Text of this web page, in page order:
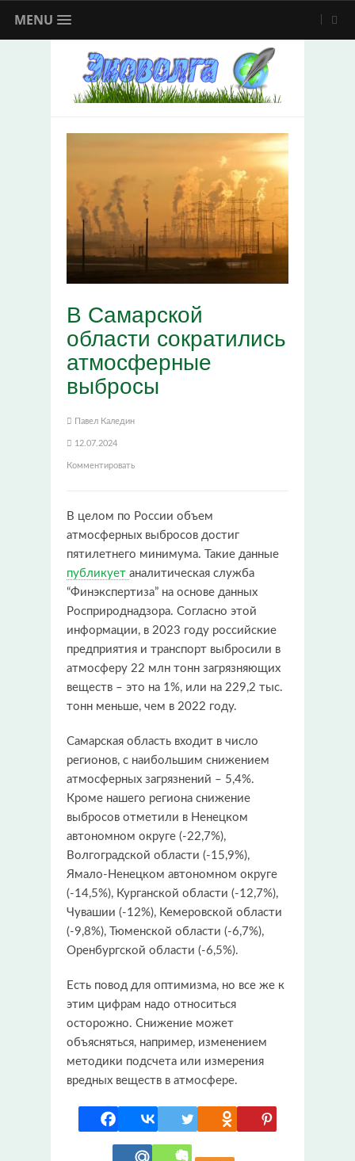
MENU
В Самарской
области сократились
атмосферные
выбросы
Павел Каледин
12.07.2024
Комментировать
В целом по России объем
атмосферных выбросов достиг
пятилетнего минимума. Такие данные
публикует аналитическая служба
“Финэкспертиза” на основе данных
Росприроднадзора. Согласно этой
информации, в 2023 году российские
предприятия и транспорт выбросили в
атмосферу 22 млн тонн загрязняющих
веществ – это на 1%, или на 229,2 тыс.
тонн меньше, чем в 2022 году.
Самарская область входит в число
регионов, с наибольшим снижением
атмосферных загрязнений – 5,4%.
Кроме нашего региона снижение
выбросов отметили в Ненецком
автономном округе (-22,7%),
Волгоградской области (-15,9%),
Ямало-Ненецком автономном округе
(-14,5%), Курганской области (-12,7%),
Чувашии (-12%), Кемеровской области
(-9,8%), Тюменской области (-6,7%),
Оренбургской области (-6,5%).
Есть повод для оптимизма, но все же к
этим цифрам надо относиться
осторожно. Снижение может
объясняться, например, изменением
методики подсчета или измерения
вредных веществ в атмосфере.